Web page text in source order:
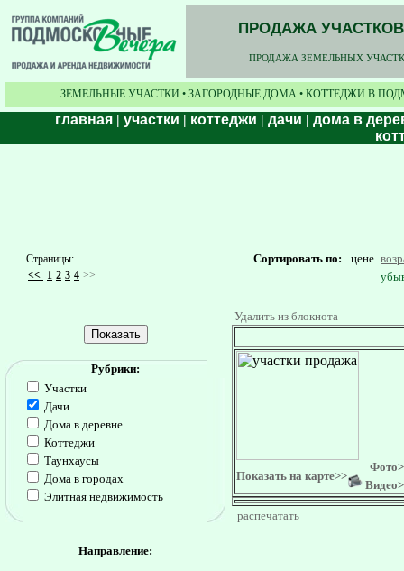
ПРОДАЖА
ПРОДАЖА ЗЕМЕЛЬНЫХ
ЗЕМЕЛЬНЫЕ УЧАСТКИ • ЗАГОРОДНЫЕ ДОМА • КОТТЕДЖИ В
главная | участки | коттеджи | дачи | дома в
Страницы:
<< 1 2 3 4 >>
Сортировать по: цене
Рубрики:
Участки
Дачи
Дома в деревне
Коттеджи
Таунхаусы
Дома в городах
Элитная недвижимость
Направление:
Удалить из блокнота
Показать на карте>>
распечатать